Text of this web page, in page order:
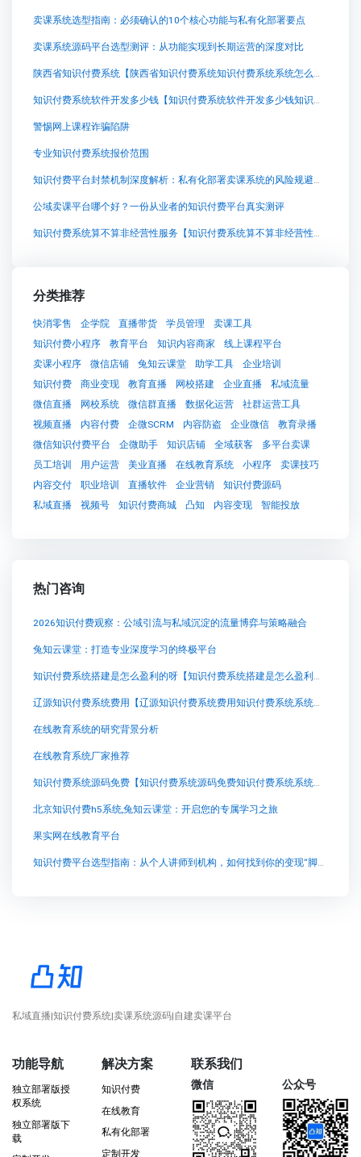
卖课系统选型指南：必须确认的10个核心功能与私有化部署要点
卖课系统源码平台选型测评：从功能实现到长期运营的深度对比
警惕网上课程诈骗陷阱
专业知识付费系统报价范围
知识付费平台封禁机制深度解析：私有化部署卖课系统的风险规避与决策标准
公域卖课平台哪个好？一份从业者的知识付费平台真实测评
知识付费系统算不算非经营性服务【知识付费系统算不算非经营性服务知识付费系统系统怎么制作，知识付费系统搭建使用教程】
分类推荐
快消零售 企学院 直播带货 学员管理
卖课工具
知识付费小程序
教育平台 知识内容商家
线上课程平台
卖课小程序
微信店铺 兔知云课堂 助学工具
企业培训
知识付费
商业变现 教育直播 网校搭建 企业直播
私域流量
微信直播
网校系统 微信群直播 数据化运营
社群运营工具
视频直播
内容付费 企微SCRM 内容防盗 企业微信
教育录播
微信知识付费平台
企微助手 知识店铺 全域获客
多平台卖课
员工培训
用户运营 美业直播 在线教育系统 小程序
卖课技巧
内容交付
职业培训 直播软件 企业营销
知识付费源码
私域直播
视频号 知识付费商城 凸知 内容变现 智能投放
热门咨询
2026知识付费观察：公域引流与私域沉淀的流量博弈与策略融合
兔知云课堂：打造专业深度学习的终极平台
辽源知识付费系统费用【辽源知识付费系统费用知识付费系统系统怎么制作，知识付费系统搭建使用教程】
在线教育系统的研究背景分析
在线教育系统厂家推荐
知识付费系统源码免费【知识付费系统源码免费知识付费系统系统怎么制作，知识付费系统搭建使用教程】
北京知识付费h5系统,兔知云课堂：开启您的专属学习之旅
果实网在线教育平台
知识付费平台选型指南：从个人讲师到机构，如何找到你的变现“脚手架”？
私域直播|知识付费系统|卖课系统源码|自建卖课平台
功能导航
独立部署版授
权系统
独立部署版下
载
解决方案
知识付费
在线教育
私有化部署
定制开发
联系我们
微信 公众号